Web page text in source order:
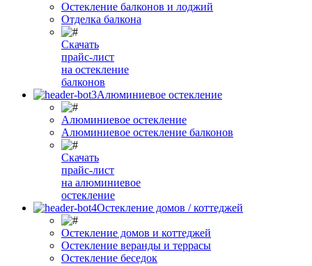
Остекление балконов и лоджий
Отделка балкона
Скачать
прайс-лист
на остекление
балконов
Алюминиевое остекление
Алюминиевое остекление
Алюминиевое остекление балконов
Скачать
прайс-лист
на алюминиевое
остекление
Остекление домов / коттеджей
Остекление домов и коттеджей
Остекление веранды и террасы
Остекление беседок